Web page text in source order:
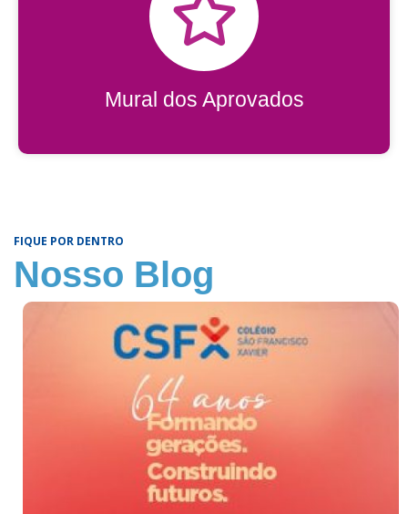
Mural dos Aprovados
Mural dos Aprovados
Acessar
FIQUE POR DENTRO
Nosso Blog